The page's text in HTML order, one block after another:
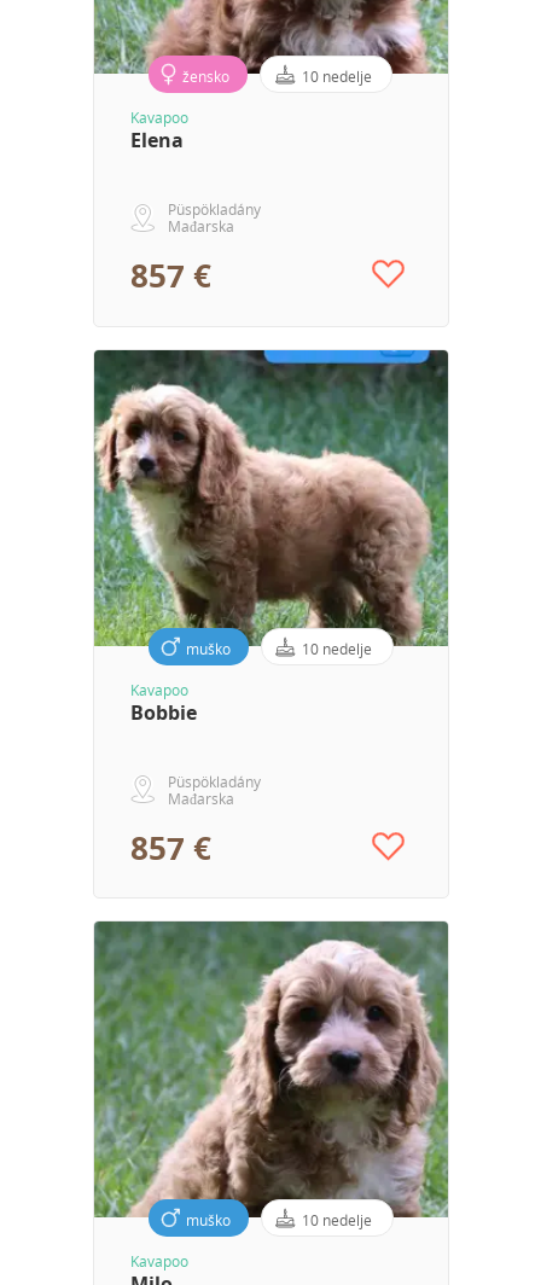
žensko 10 nedelje
Kavapoo
Elena
Püspökladány
Mađarska
857 €
muško 10 nedelje
Kavapoo
Bobbie
Püspökladány
Mađarska
857 €
muško 10 nedelje
Kavapoo